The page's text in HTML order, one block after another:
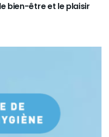
bien-être et le plaisir